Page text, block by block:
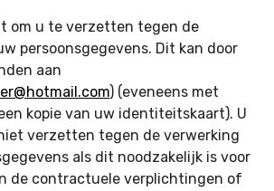
om u te verzetten tegen de
persoonsgegevens. Dit kan door
aan
) (eveneens met
kopie van uw identiteitskaart). U
verzetten tegen de verwerking
als dit noodzakelijk is voor
de contractuele verplichtingen of